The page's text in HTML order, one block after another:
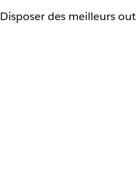
Disposer des meilleurs